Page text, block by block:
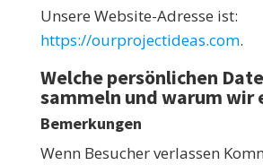
Unsere Website-Adresse ist:
https://ourprojectideas.com.
Welche persönlichen
sammeln und warum wir
Bemerkungen
Wenn Besucher verlassen